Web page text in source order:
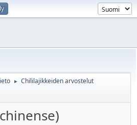
► Chililajikkeiden arvostelut